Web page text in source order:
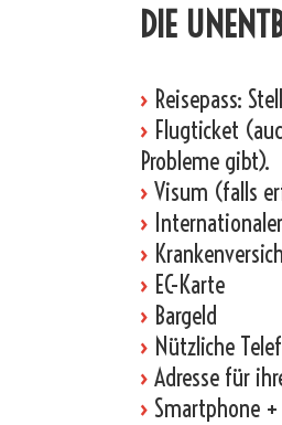
DIE
› Reisepass:
› Flugticket
Probleme gibt).
› Visum (falls
›
›
› EC-Karte
› Bargeld
› Nützliche
› Adresse für
› Smartphone